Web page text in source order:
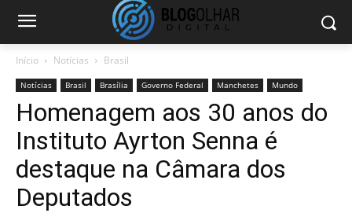
Início Notícias Brasil
Notícias Brasil Brasília Governo Federal Manchetes Mundo
Homenagem aos 30 anos do
Instituto Ayrton Senna é
destaque na Câmara dos
Deputados